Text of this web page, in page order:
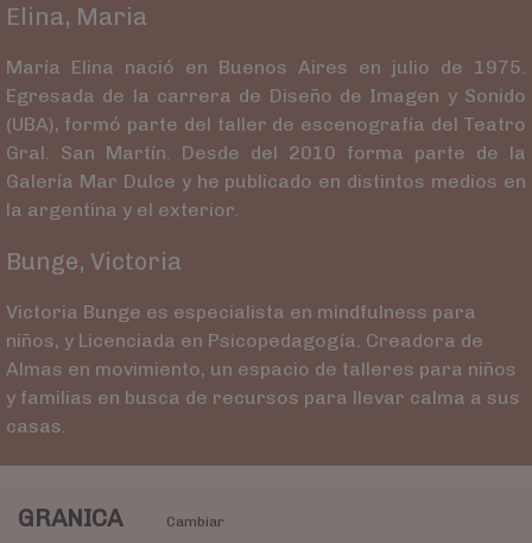
Elina, Maria
María Elina nació en Buenos Aires en julio de 1975.
Egresada de la carrera de Diseño de Imagen y Sonido
(UBA), formó parte del taller de escenografía del Teatro
Gral. San Martín. Desde del 2010 forma parte de la
Galería Mar Dulce y he publicado en distintos medios en
la argentina y el exterior.
Bunge, Victoria
Victoria Bunge es especialista en mindfulness para
niños, y Licenciada en Psicopedagogía. Creadora de
Almas en movimiento, un espacio de talleres para niños
y familias en busca de recursos para llevar calma a sus
casas.
GRANICA Cambiar